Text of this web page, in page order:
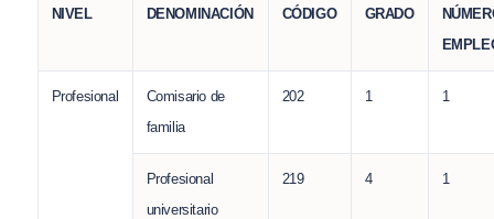
NIVEL DENOMINACIÓN CÓDIGO GRADO
Profesional
Comisario de
familia
202 1 1
Profesional
universitario
219 4 1